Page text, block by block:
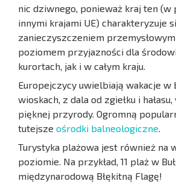
nic dziwnego, ponieważ kraj ten (w
innymi krajami UE) charakteryzuje
zanieczyszczeniem
poziomem przyjazności dla
kurortach, jak i w całym kraju.
Europejczycy uwielbiają wakacje w
wioskach, z dala od zgiełku i
pięknej przyrody. Ogromną
tutejsze ośrodki balneologiczne.
Turystyka plażowa jest również na
poziomie. Na przykład, 11 plaż w
międzynarodową Błękitną Flagę!